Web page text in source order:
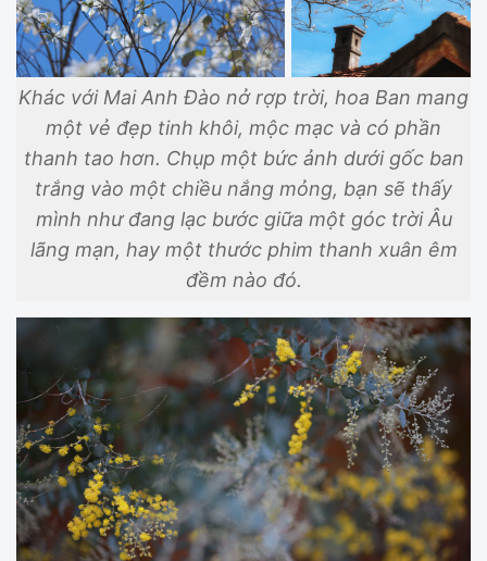
Khác với Mai Anh Đào nở rợp trời, hoa Ban mang
một vẻ đẹp tinh khôi, mộc mạc và có phần
thanh tao hơn. Chụp một bức ảnh dưới gốc ban
trắng vào một chiều nắng mỏng, bạn sẽ thấy
mình như đang lạc bước giữa một góc trời Âu
lãng mạn, hay một thước phim thanh xuân êm
đềm nào đó.